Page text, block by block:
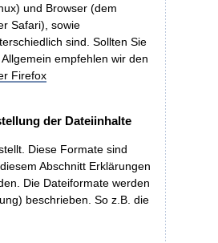
und Browser (dem
Safari), sowie
sind. Sollten Sie
. Allgemein empfehlen wir den
Firefox
der Dateiinhalte
Diese Formate sind
Abschnitt Erklärungen
Die Dateiformate werden
beschrieben. So z.B. die